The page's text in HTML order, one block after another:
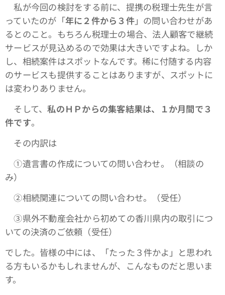
私が今回の検討をする前に、提携の税理士先生が言
っていたのが「年に２件から３件」の問い合わせがあ
るとのこと。もちろん税理士の場合、法人顧客で継続
サービスが見込めるので効果は大きいですよね。しか
し、相続案件はスポットなんです。稀に付随する内容
のサービスも提供することはありますが、スポットに
は変わりありません。
そして、私のＨＰからの集客結果は、１か月間で３
件です。
その内訳は
①遺言書の作成についての問い合わせ。（相談の
み）
➁相続関連についての問い合わせ。（受任）
③県外不動産会社から初めての香川県内の取引につ
いての決済のご依頼（受任）
でした。皆様の中には、「たった３件かよ」と思われ
る方もいるかもしれませんが、こんなものだと思いま
す。